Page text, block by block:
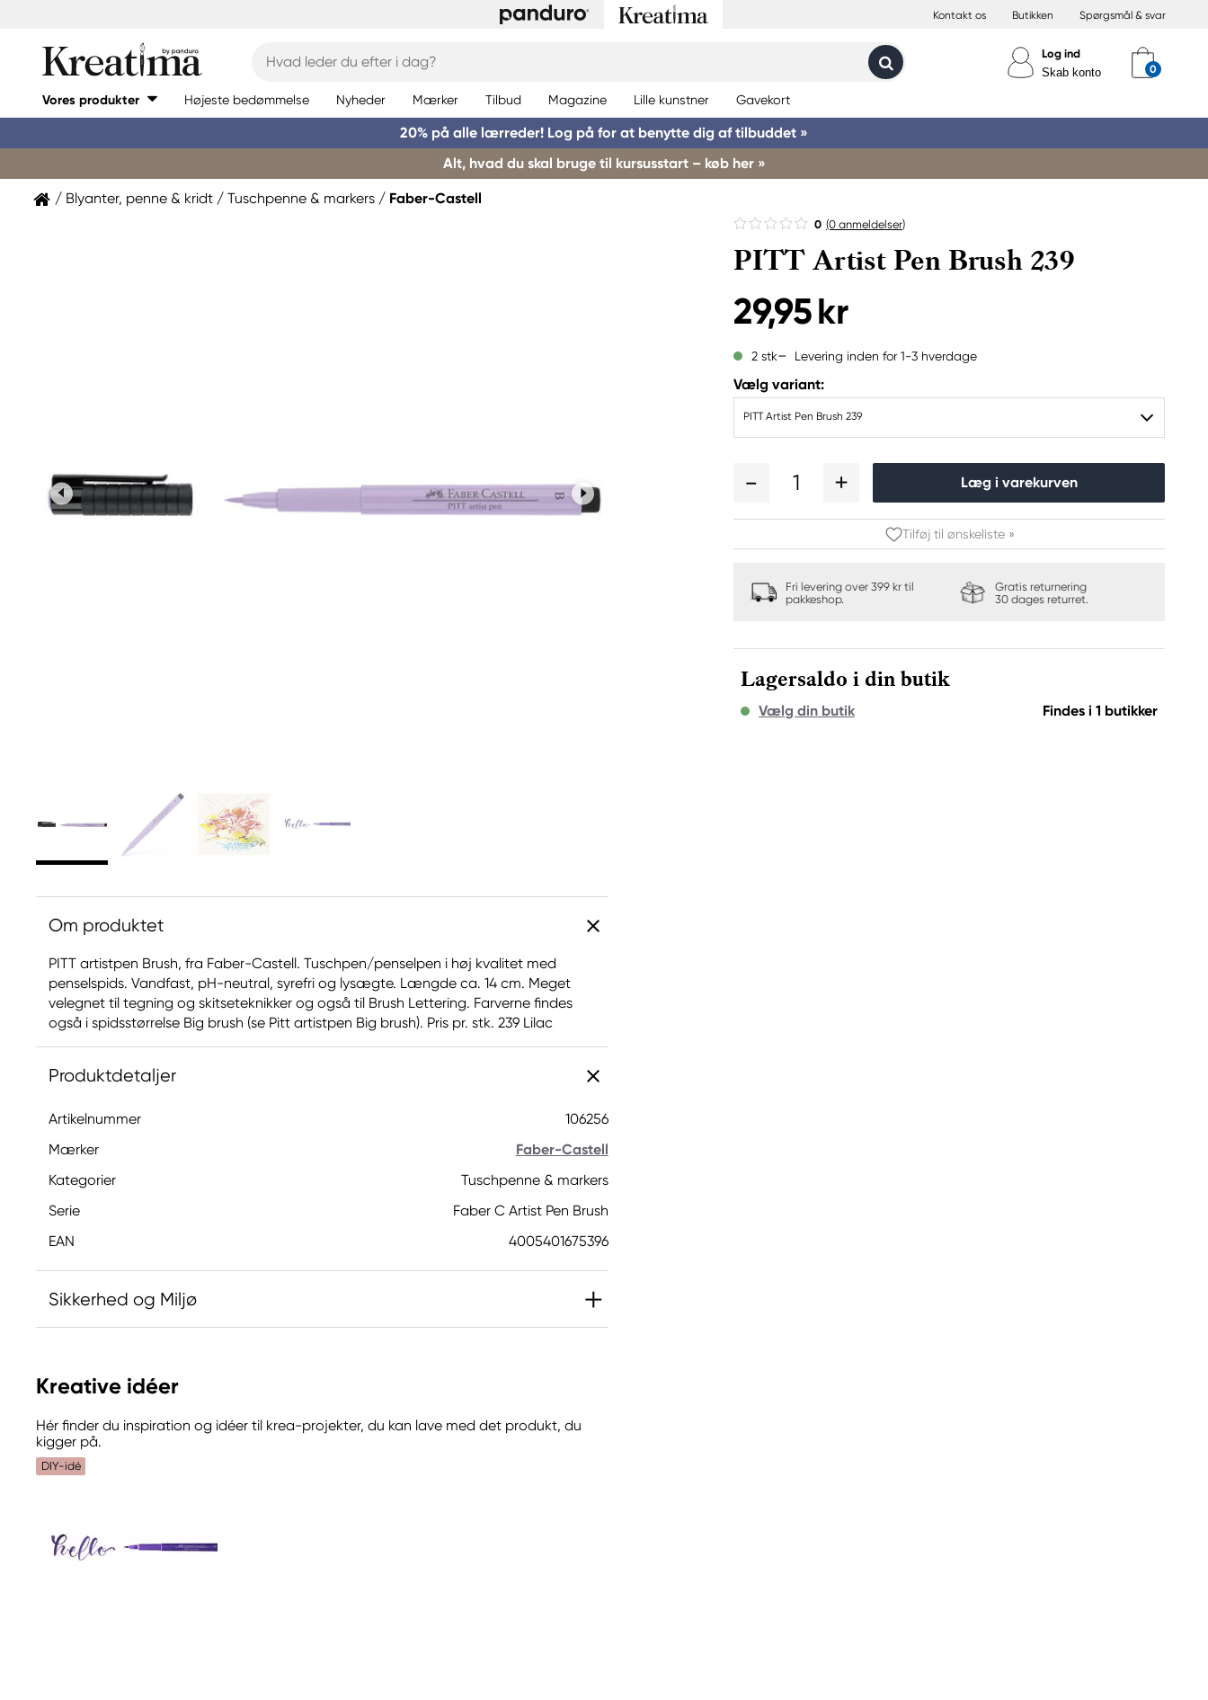
Kontakt os Butikken Spørgsmål & svar
Log ind
Skab konto
Vores produkter Højeste bedømmelse Nyheder Mærker Tilbud Magazine Lille kunstner Gavekort
20% på alle lærreder! Log på for at benytte dig af tilbuddet »
Alt, hvad du skal bruge til kursusstart – køb her »
Blyanter, penne & kridt Tuschpenne & markers Faber-Castell
0 (0 anmeldelser)
PITT Artist Pen Brush 239
29,95 kr
2 stk Levering inden for 1-3 hverdage
Vælg variant:
PITT Artist Pen Brush 239
1 Læg i varekurven
Tilføj til ønskeliste »
Fri levering over 399 kr til
pakkeshop.
Gratis returnering
30 dages returret.
Lagersaldo i din butik
Vælg din butik Findes i 1 butikker
Om produktet
PITT artistpen Brush, fra Faber-Castell. Tuschpen/penselpen i høj kvalitet med
penselspids. Vandfast, pH-neutral, syrefri og lysægte. Længde ca. 14 cm. Meget
velegnet til tegning og skitseteknikker og også til Brush Lettering. Farverne findes
også i spidsstørrelse Big brush (se Pitt artistpen Big brush). Pris pr. stk. 239 Lilac
Produktdetaljer
Artikelnummer
106256
Mærker
Faber-Castell
Kategorier
Tuschpenne & markers
Serie
Faber C Artist Pen Brush
EAN
4005401675396
Sikkerhed og Miljø
Faber-Castell
Nürnberger Straße 2
90546 Stein, Germany
info@Faber-Castell.de
Kreative idéer
Hér finder du inspiration og idéer til krea-projekter, du kan lave med det produkt, du
kigger på.
DIY-idé